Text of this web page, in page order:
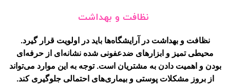
نظافت و بهداشت
نظافت و بهداشت در آرایشگاه‌ها باید در اولویت قرار گیرد.
محیطی تمیز و ابزارهای ضدعفونی شده نشانه‌ای از حرفه‌ای
بودن و اهمیت دادن به مشتریان است. توجه به این موارد می‌تواند
از بروز مشکلات پوستی و بیماری‌های احتمالی جلوگیری کند.